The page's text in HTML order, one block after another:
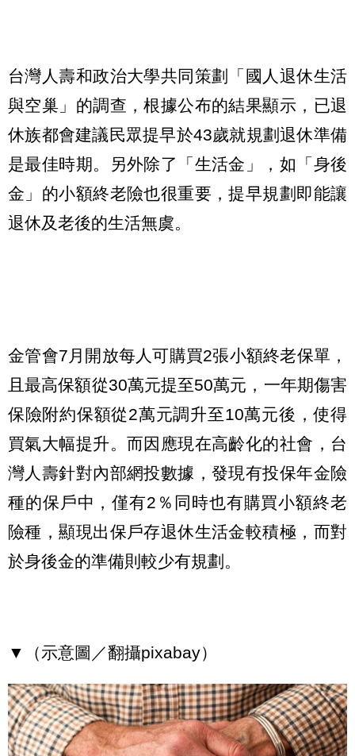
台灣人壽和政治大學共同策劃「國人退休生活
與空巢」的調查，根據公布的結果顯示，已退
休族都會建議民眾提早於43歲就規劃退休準備
是最佳時期。另外除了「生活金」，如「身後
金」的小額終老險也很重要，提早規劃即能讓
退休及老後的生活無虞。
金管會7月開放每人可購買2張小額終老保單，
且最高保額從30萬元提至50萬元，一年期傷害
保險附約保額從2萬元調升至10萬元後，使得
買氣大幅提升。而因應現在高齡化的社會，台
灣人壽針對內部網投數據，發現有投保年金險
種的保戶中，僅有2％同時也有購買小額終老
險種，顯現出保戶存退休生活金較積極，而對
於身後金的準備則較少有規劃。
▼（示意圖／翻攝pixabay）